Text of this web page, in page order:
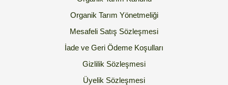
Organik Tarım Yönetmeliği
Mesafeli Satış Sözleşmesi
İade ve Geri Ödeme Koşulları
Gizlilik Sözleşmesi
Üyelik Sözleşmesi